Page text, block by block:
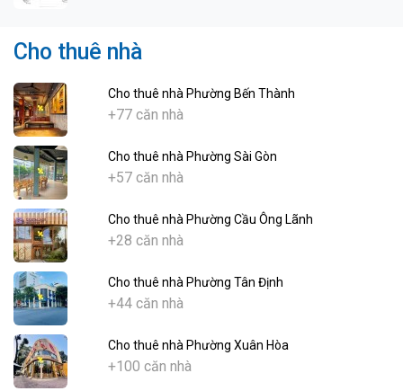
Cho thuê nhà
Cho thuê nhà Phường Bến Thành
+77 căn nhà
Cho thuê nhà Phường Sài Gòn
+57 căn nhà
Cho thuê nhà Phường Cầu Ông Lãnh
+28 căn nhà
Cho thuê nhà Phường Tân Định
+44 căn nhà
Cho thuê nhà Phường Xuân Hòa
+100 căn nhà